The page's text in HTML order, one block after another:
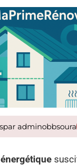
par adminobbsoura